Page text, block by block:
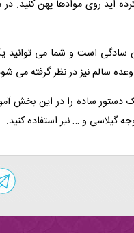
اید روی موادها پهن کنید. در
سادگی است و شما می‌
سالم نیز در نظر گرفته می‌
دستور ساده را در این بخش
گیلاسی و … نیز استفاده کنید.